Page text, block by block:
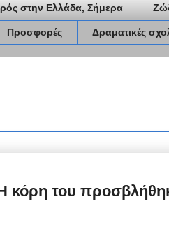
στην Ελλάδα, Σήμερα
Προσφορές Δραματικές
κόρη του